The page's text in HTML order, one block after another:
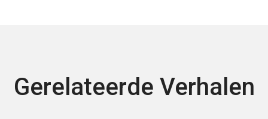
Gerelateerde Verhalen